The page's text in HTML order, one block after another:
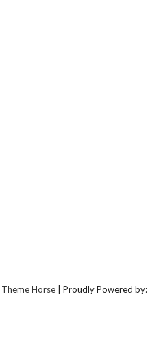
Theme Horse | Proudly Powered by: